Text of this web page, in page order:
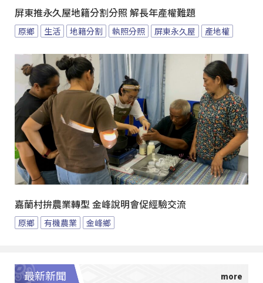
屏東推永久屋地籍分割分照 解長年產權難題
原鄉 生活 地籍分割 執照分照 屏東永久屋 產地權
嘉蘭村拚農業轉型 金峰說明會促經驗交流
原鄉 有機農業 金峰鄉
最新新聞